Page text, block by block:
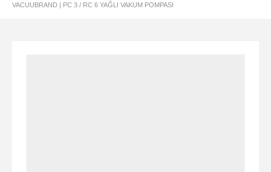
VACUUBRAND | PC 3 / RC 6 YAĞLI VAKUM POMPASI